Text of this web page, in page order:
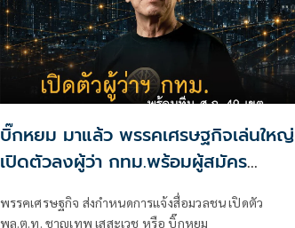
บิ๊กหยม มาแล้ว พรรคเศรษฐกิจเล่นใหญ่
เปิดตัวลงผู้ว่า กทม.พร้อมผู้สมัคร
พรรคเศรษฐกิจ ส่งกำหนดการแจ้งสื่อมวลชน เปิดตัว
พล.ต.ท. ชาญเทพ เสสะเวช หรือ บิ๊กหยม